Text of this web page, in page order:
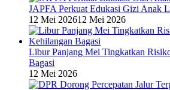
JAPFA Perkuat Edukasi Gizi Anak
12 Mei 202612 Mei 2026
Libur Panjang Mei Tingkatkan
Bagasi
12 Mei 2026